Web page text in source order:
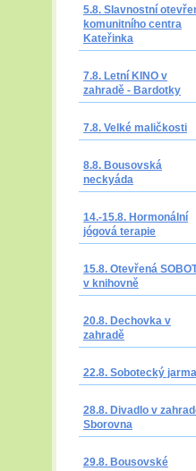
5.8. Slavnostní
komunitního centra
Kateřinka
7.8. Letní KINO v
zahradě - Bardotky
7.8. Velké maličkosti
8.8. Bousovská
neckyáda
14.-15.8. Hormonální
jógová terapie
15.8. Otevřená
v knihovně
20.8. Dechovka v
zahradě
22.8. Sobotecký
28.8. Divadlo v
Sborovna
29.8. Bousovské